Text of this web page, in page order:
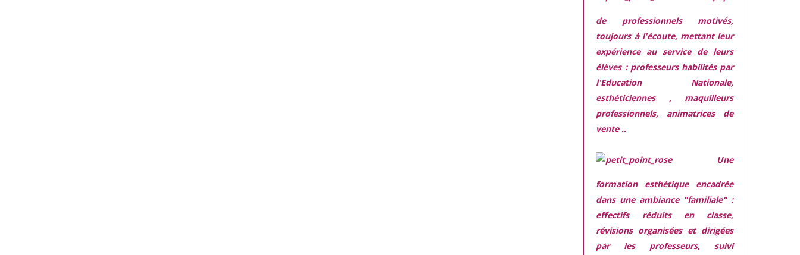
de professionnels motivés,
toujours à l'écoute, mettant leur
expérience au service de leurs
élèves : professeurs habilités par
l'Education Nationale,
esthéticiennes , maquilleurs
professionnels, animatrices de
vente ..
Une
formation esthétique encadrée
dans une ambiance "familiale" :
effectifs réduits en classe,
révisions organisées et dirigées
par les professeurs, suivi